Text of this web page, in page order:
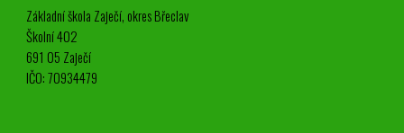
Základní škola Zaječí, okres Břeclav
Školní 402
691 05 Zaječí
IČO: 70934479